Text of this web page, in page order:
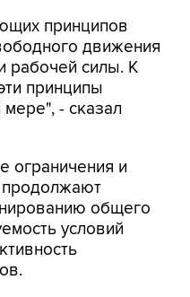
принципов
движения
рабочей силы. К
принципы
- сказал
ограничения и
общего
условий